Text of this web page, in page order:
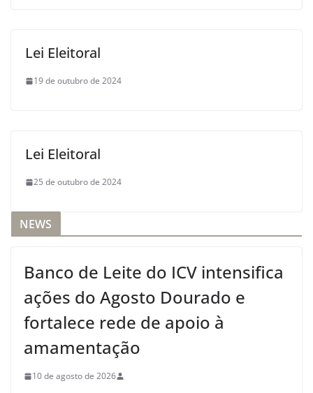
Lei Eleitoral
19 de outubro de 2024
Lei Eleitoral
25 de outubro de 2024
NEWS
Banco de Leite do ICV intensifica
ações do Agosto Dourado e
fortalece rede de apoio à
amamentação
10 de agosto de 2026